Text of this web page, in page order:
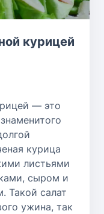
курицей
— это
курица
листьями
сыром и
Такой салат
ужина, так